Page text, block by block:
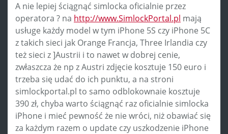
A nie lepiej ściągnąć simlocka oficialnie przez
operatora ? na http://www.SimlockPortal.pl mają
usługe każdy model w tym iPhone 5S czy iPhone 5C
z takich sieci jak Orange Francja, Three Irlandia czy
też sieci z ]Austrii i to nawet w dobrej cenie,
zwłaszcza że np z Austri zdjęcie kosztuje 150 euro i
trzeba się udać do ich punktu, a na stroni
simlockportal.pl to samo odblokownaie kosztuje
390 zł, chyba warto ściągnąć raz oficialnie simlocka
iPhone i mieć pewność że nie wróci, niż obawiać się
za każdym razem o update czy uszkodzenie iPhone